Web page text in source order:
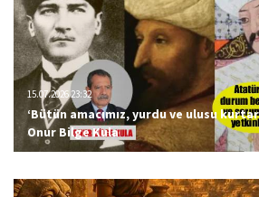
15.07.2026 23:32
‘Bütün amacımız, yurdu ve ulusu
Onur Bilge Kula